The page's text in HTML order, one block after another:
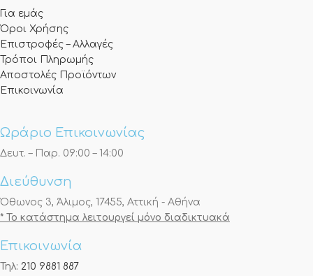
Για εμάς
Όροι Χρήσης
Επιστροφές – Αλλαγές
Τρόποι Πληρωμής
Αποστολές Προϊόντων
Επικοινωνία
Ωράριο Επικοινωνίας
Δευτ. – Παρ. 09:00 – 14:00
Διεύθυνση
Όθωνος 3, Άλιμος, 17455, Αττική - Αθήνα
* Το κατάστημα λειτουργεί μόνο διαδικτυακά
Επικοινωνία
Τηλ: 210 9881 887